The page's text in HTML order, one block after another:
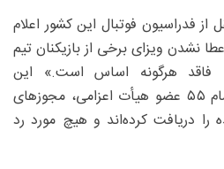
از فدراسیون فوتبال این کشور اعلام
نشدن ویزای برخی از بازیکنان تیم
فاقد هرگونه اساس است.» این
فدراسیون تأکید کرد که «تمام ۵۵ عضو هیأت اعزامی، مجوزهای
را دریافت کرده‌اند و هیچ مورد رد